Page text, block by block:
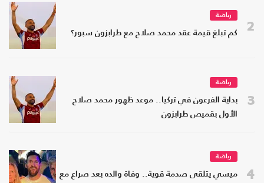
2
رياضة
كم تبلغ قيمة عقد محمد صلاح مع طرابزون سبور؟
3
رياضة
بداية الفرعون في تركيا.. موعد ظهور محمد صلاح
الأول بقميص طرابزون
4
رياضة
ميسي يتلقى صدمة قوية.. وفاة والده بعد صراع مع